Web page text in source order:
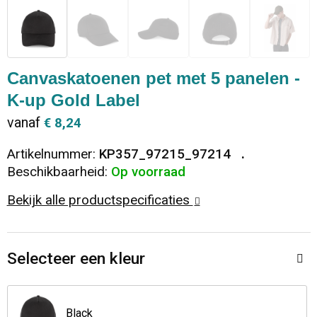
Dekens, Fleecedekens en Kussens
Vesten
T-Shirts
Kledingaccessoires
Ondergoed en Sokken
Sweaters
Vesten
Schoenen
Broeken en Rokken
Bodywarmers
T-Shirts
Vrije tijd en Strand
Veiligheid, Auto en Fiets
Elektronica, Gadgets en USB
Reisbenodigdheden
Paraplu's
Sinterklaas
Koeltassen en Koelboxen
Goodiebags
Golftassen
Schoenentassen
Jute tassen
Toilettassen
Laptop hoezen en tassen
Canvaskatoenen pet met 5 panelen -
K-up Gold Label
vanaf € 8,24
Artikelnummer: KP357_97215_97214
Beschikbaarheid: Op voorraad
Bekijk alle productspecificaties
Selecteer een kleur
Black